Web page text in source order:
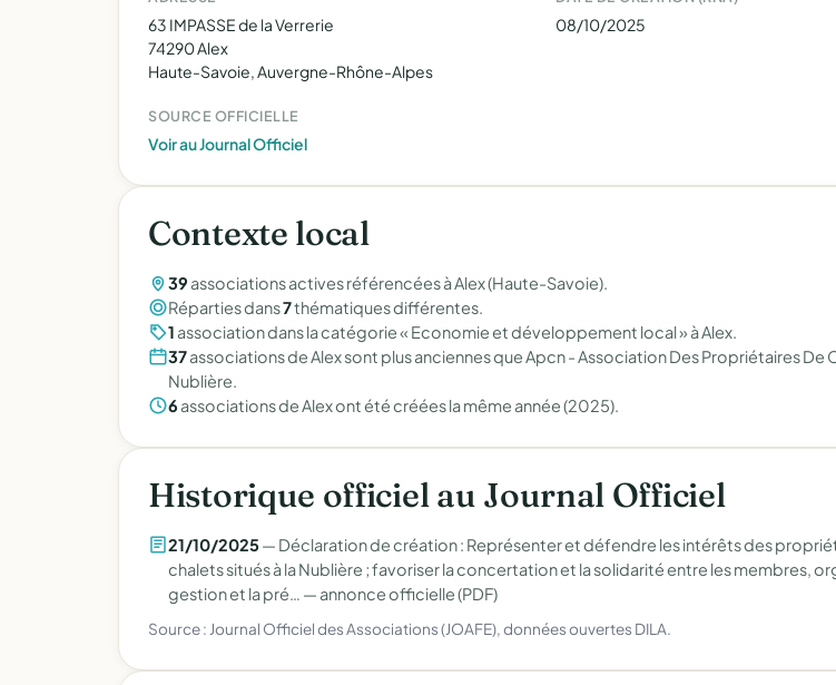
63 IMPASSE de la Verrerie
74290 Alex
Haute-Savoie, Auvergne-Rhône-Alpes
08/10/2025
SOURCE OFFICIELLE
Voir au Journal Officiel
Contexte local
39 associations actives référencées à Alex (Haute-Savoie).
Réparties dans7thématiques différentes.
1 association dans la catégorie « Economie et développement local » à Alex.
37associations de Alex sont plus anciennes que Apcn - Association Des Propriétaires De
Nublière.
6 associations de Alex ont été créées la même année (2025).
Historique officiel au Journal Officiel
21/10/2025— Déclaration de création : Représenter et défendre les intérêts des
chalets situés à la Nublière ; favoriser la concertation et la solidarité entre les membres,
gestion et la pré… — annonce officielle (PDF)
Source : Journal Officiel des Associations (JOAFE), données ouvertes DILA.